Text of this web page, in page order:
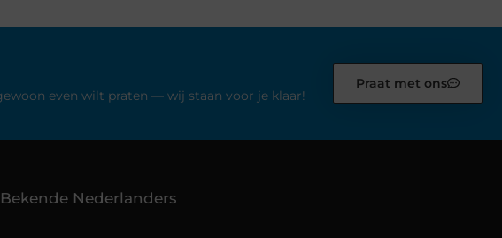
even wilt praten — wij staan voor je klaar!
Praat met ons
Bekende Nederlanders